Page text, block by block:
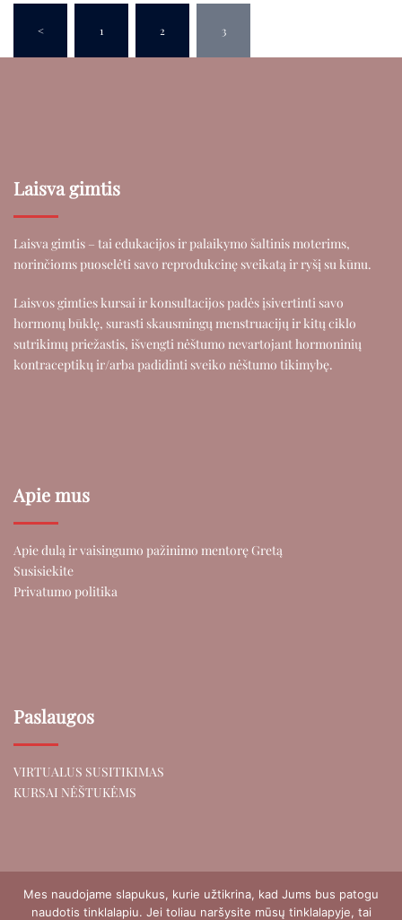
< 1 2 3
Laisva gimtis
Laisva gimtis – tai edukacijos ir palaikymo šaltinis moterims,
norinčioms puoselėti savo reprodukcinę sveikatą ir ryšį su kūnu.
Laisvos gimties kursai ir konsultacijos padės įsivertinti savo
hormonų būklę, surasti skausmingų menstruacijų ir kitų ciklo
sutrikimų priežastis, išvengti nėštumo nevartojant hormoninių
kontraceptikų ir/arba padidinti sveiko nėštumo tikimybę.
Apie mus
Apie dulą ir vaisingumo pažinimo mentorę Gretą
Susisiekite
Privatumo politika
Paslaugos
VIRTUALUS SUSITIKIMAS
KURSAI NĖŠTUKĖMS
Mes naudojame slapukus, kurie užtikrina, kad Jums bus patogu
naudotis tinklalapiu. Jei toliau naršysite mūsų tinklalapyje, tai